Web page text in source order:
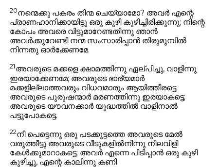
20നന്മെക്കു പകരം തിന്മ ചെയ്യാമോ? അവർ എന്റെ
പ്രാണഹാനിക്കായിട്ടു ഒരു കുഴി കുഴിച്ചിരിക്കുന്നു; നിന്റെ
കോപം അവരെ വിട്ടുമാറേണ്ടതിന്നു ഞാൻ
അവർക്കുവേണ്ടി നന്മ സംസാരിപ്പാൻ തിരുമുമ്പിൽ
നിന്നതു ഓർക്കേണമേ.
21അവരുടെ മക്കളെ ക്ഷാമത്തിന്നു ഏല്പിച്ചു, വാളിന്നു
ഇരയാക്കേണമേ; അവരുടെ ഭാര്യമാർ
മക്കളില്ലാത്തവരും വിധവമാരും ആയിത്തീരട്ടെ;
അവരുടെ പുരുഷന്മാർ മരണത്തിന്നു ഇരയാകട്ടെ;
അവരുടെ യൗവനക്കാർ യുദ്ധത്തിൽ വാളിനാൽ
പട്ടുപോകട്ടെ.
22നീ പെട്ടെന്നു ഒരു പടക്കൂട്ടത്തെ അവരുടെ മേൽ
വരുത്തീട്ടു അവരുടെ വീടുകളിൽനിന്നു നിലവിളി
കേൾക്കുമാറാകട്ടെ; അവർ എന്നെ പിടിപ്പാൻ ഒരു കുഴി
കുഴിച്ചു, എന്റെ കാലിന്നു കണി